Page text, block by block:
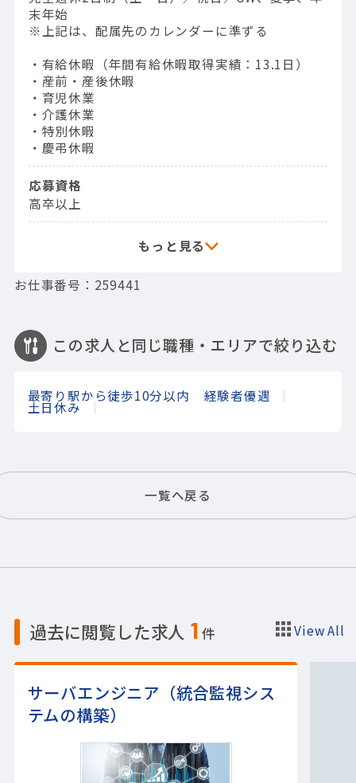
末年始
※上記は、配属先のカレンダーに準ずる
・有給休暇（年間有給休暇取得実績：13.1日）
・産前・産後休暇
・育児休業
・介護休業
・特別休暇
・慶弔休暇
応募資格
高卒以上
お仕事番号：259441
この求人と同じ職種・エリアで絞り込む
最寄り駅から徒歩10分以内 経験者優遇
土日休み
一覧へ戻る
過去に閲覧した求人 1 件 View All
サーバエンジニア（統合監視シス
テムの構築）